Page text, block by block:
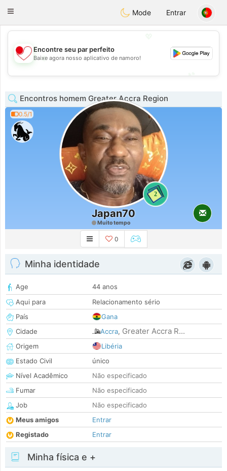
日本Chat
Toggle
Mode Entrar
💖
💕
Encontre seu par perfeito
Baixe agora nosso aplicativo de namoro!
Encontros homem Greater Accra Region
0.5/1
2
Japan70
Muito tempo
0
Minha identidade
Age
44 anos
Aqui para
Relacionamento sério
País
Gana
Cidade
Accra, Greater Accra R...
Origem
Libéria
Estado Civil
único
Nível Acadêmico
Não especificado
Fumar
Não especificado
Job
Não especificado
Meus amigos
Entrar
Registado
Entrar
Minha física e +